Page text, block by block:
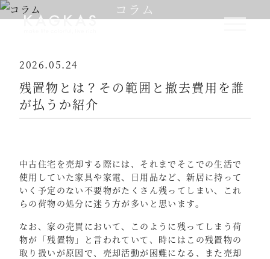
コラム
2026.05.24
残置物とは？その範囲と撤去費用を誰
が払うか紹介
中古住宅を売却する際には、それまでそこでの生活で
使用していた家具や家電、日用品など、新居に持って
いく予定のない不要物がたくさん残ってしまい、これ
らの荷物の処分に迷う方が多いと思います。
なお、家の売買において、このように残ってしまう荷
物が「残置物」と言われていて、時にはこの残置物の
取り扱いが原因で、売却活動が困難になる、また売却